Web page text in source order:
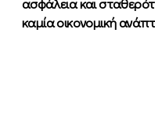
καμία οικονομική